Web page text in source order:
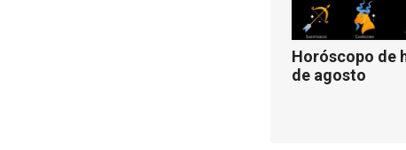
Horóscopo de
de agosto